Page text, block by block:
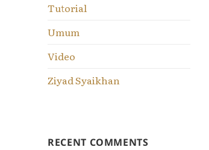
Tutorial
Umum
Video
Ziyad Syaikhan
RECENT COMMENTS